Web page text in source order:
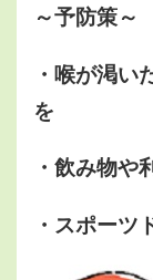
～予防策～
・喉が渇い
を
・飲み物や
・スポーツ